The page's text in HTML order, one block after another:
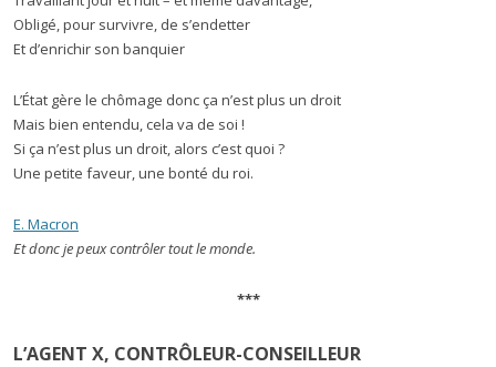
Obligé, pour survivre, de s’endetter
Et d’enrichir son banquier
L’État gère le chômage donc ça n’est plus un droit
Mais bien entendu, cela va de soi !
Si ça n’est plus un droit, alors c’est quoi ?
Une petite faveur, une bonté du roi.
E. Macron
Et donc je peux contrôler tout le monde.
***
L’AGENT X, CONTRÔLEUR-CONSEILLEUR